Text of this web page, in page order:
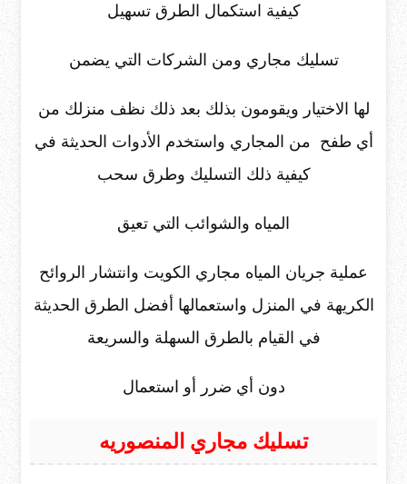
كيفية استكمال الطرق تسهيل
تسليك مجاري ومن الشركات التي يضمن
لها الاختيار ويقومون بذلك بعد ذلك نظف منزلك من
أي طفح من المجاري واستخدم الأدوات الحديثة في
كيفية ذلك التسليك وطرق سحب
المياه والشوائب التي تعيق
عملية جريان المياه مجاري الكويت وانتشار الروائح
الكريهة في المنزل واستعمالها أفضل الطرق الحديثة
في القيام بالطرق السهلة والسريعة
دون أي ضرر أو استعمال
تسليك مجاري المنصوريه